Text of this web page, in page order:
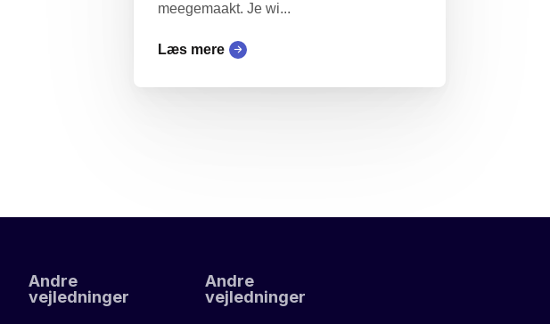
meegemaakt. Je wi...
Læs mere
Andre
vejledninger
Andre
vejledninger